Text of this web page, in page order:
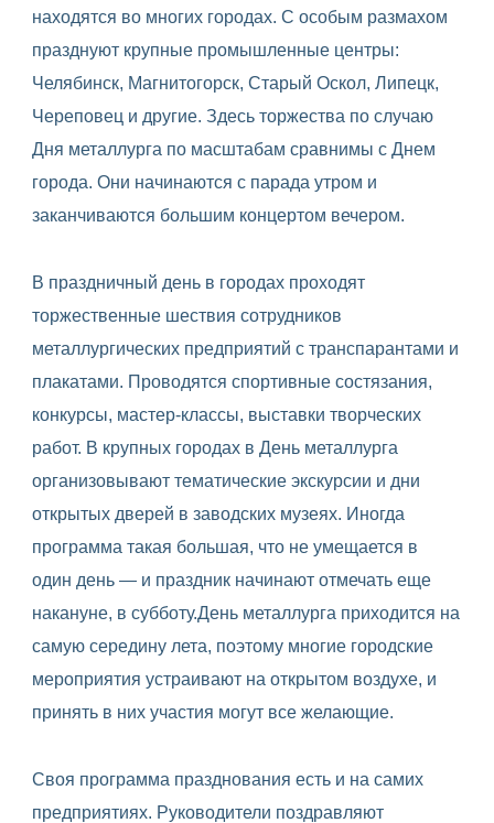
находятся во многих городах. С особым размахом
празднуют крупные промышленные центры:
Челябинск, Магнитогорск, Старый Оскол, Липецк,
Череповец и другие. Здесь торжества по случаю
Дня металлурга по масштабам сравнимы с Днем
города. Они начинаются с парада утром и
заканчиваются большим концертом вечером.
В праздничный день в городах проходят
торжественные шествия сотрудников
металлургических предприятий с транспарантами и
плакатами. Проводятся спортивные состязания,
конкурсы, мастер-классы, выставки творческих
работ. В крупных городах в День металлурга
организовывают тематические экскурсии и дни
открытых дверей в заводских музеях. Иногда
программа такая большая, что не умещается в
один день — и праздник начинают отмечать еще
накануне, в субботу.День металлурга приходится на
самую середину лета, поэтому многие городские
мероприятия устраивают на открытом воздухе, и
принять в них участия могут все желающие.
Своя программа празднования есть и на самих
предприятиях. Руководители поздравляют